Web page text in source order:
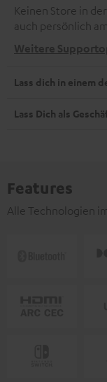
Keinen Store in
auch persönlich
Weitere
Lass dich in einem
Lass Dich als
Features
Alle Technologien